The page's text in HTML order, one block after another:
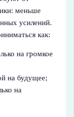
меньше
усилений.
как:
на громкое
на будущее;
на